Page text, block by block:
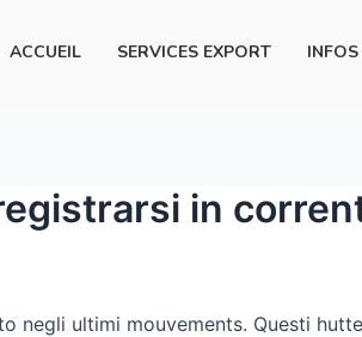
ACCUEIL SERVICES EXPORT
in
negli ultimi mouvements. Questi